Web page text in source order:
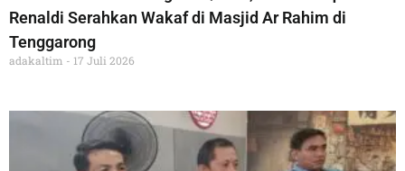
Renaldi Serahkan Wakaf di Masjid Ar Rahim di
Tenggarong
adakaltim 17 Juli 2026